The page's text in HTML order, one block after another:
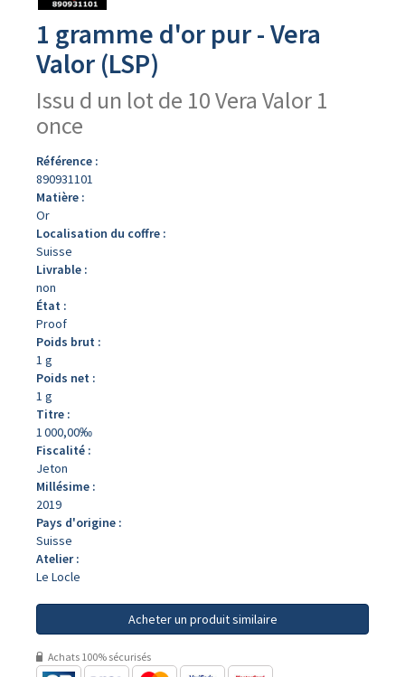
1 gramme d'or pur - Vera
Valor (LSP)
Issu d un lot de 10 Vera Valor 1
once
Référence :
890931101
Matière :
Or
Localisation du coffre :
Suisse
Livrable :
non
État :
Proof
Poids brut :
1 g
Poids net :
1 g
Titre :
1 000,00‰
Fiscalité :
Jeton
Millésime :
2019
Pays d'origine :
Suisse
Atelier :
Le Locle
Acheter un produit similaire
Achats 100% sécurisés